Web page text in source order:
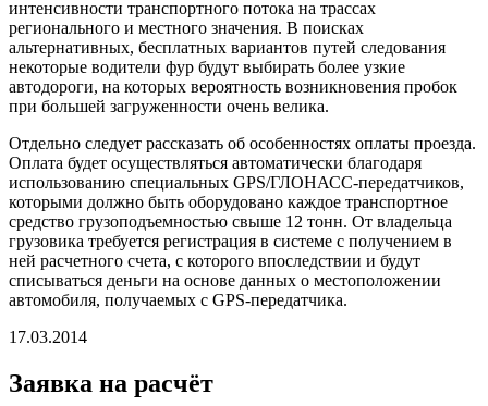
интенсивности транспортного потока на трассах
регионального и местного значения. В поисках
альтернативных, бесплатных вариантов путей следования
некоторые водители фур будут выбирать более узкие
автодороги, на которых вероятность возникновения пробок
при большей загруженности очень велика.
Отдельно следует рассказать об особенностях оплаты проезда.
Оплата будет осуществляться автоматически благодаря
использованию специальных GPS/ГЛОНАСС-передатчиков,
которыми должно быть оборудовано каждое транспортное
средство грузоподъемностью свыше 12 тонн. От владельца
грузовика требуется регистрация в системе с получением в
ней расчетного счета, с которого впоследствии и будут
списываться деньги на основе данных о местоположении
автомобиля, получаемых с GPS-передатчика.
17.03.2014
Заявка на расчёт